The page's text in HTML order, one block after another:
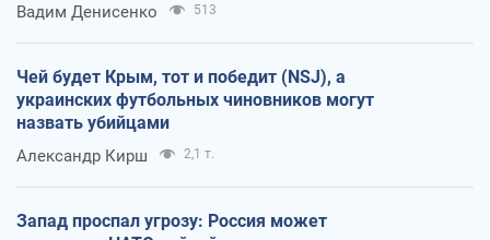
Вадим Денисенко 513
Чей будет Крым, тот и победит (NSJ), а
украинских футбольных чиновников могут
назвать убийцами
Александр Кирш 2,1 т.
Запад проспал угрозу: Россия может